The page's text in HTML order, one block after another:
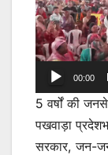
00:00
5 वर्षों की
पखवाड़ा
सरकार, जन-